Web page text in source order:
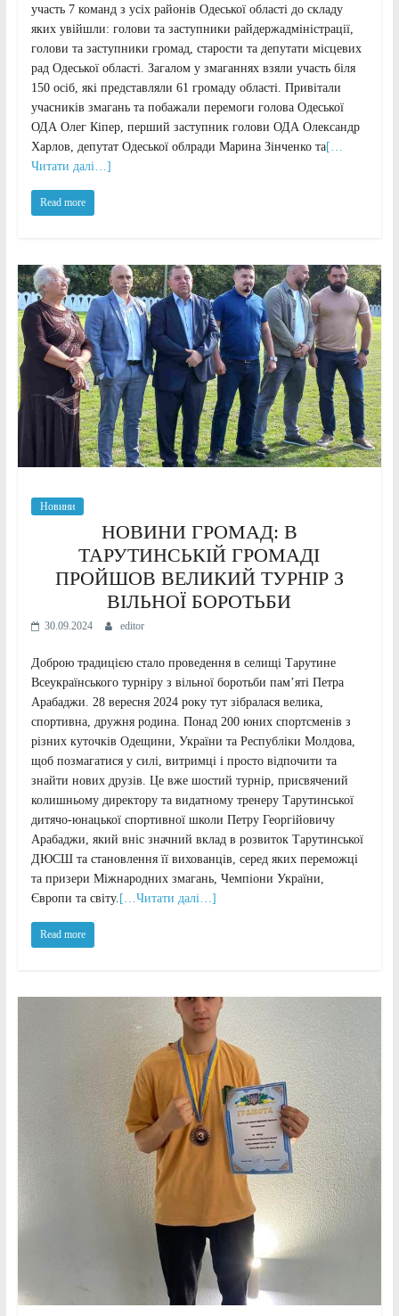
участь 7 команд з усіх районів Одеської області до складу
яких увійшли: голови та заступники райдержадміністрації,
голови та заступники громад, старости та депутати місцевих
рад Одеської області. Загалом у змаганнях взяли участь біля
150 осіб, які представляли 61 громаду області. Привітали
учасників змагань та побажали перемоги голова Одеської
ОДА Олег Кіпер, перший заступник голови ОДА Олександр
Харлов, депутат Одеської облради Марина Зінченко та[…
Читати далі…]
Read more
Новини
НОВИНИ ГРОМАД: В
ТАРУТИНСЬКІЙ ГРОМАДІ
ПРОЙШОВ ВЕЛИКИЙ ТУРНІР З
ВІЛЬНОЇ БОРОТЬБИ
30.09.2024 editor
Доброю традицією стало проведення в селищі Тарутине
Всеукраїнського турніру з вільної боротьби пам’яті Петра
Арабаджи. 28 вересня 2024 року тут зібралася велика,
спортивна, дружня родина. Понад 200 юних спортсменів з
різних куточків Одещини, України та Республіки Молдова,
щоб позмагатися у силі, витримці і просто відпочити та
знайти нових друзів. Це вже шостий турнір, присвячений
колишньому директору та видатному тренеру Тарутинської
дитячо-юнацької спортивної школи Петру Георгійовичу
Арабаджи, який вніс значний вклад в розвиток Тарутинської
ДЮСШ та становлення її вихованців, серед яких переможці
та призери Міжнародних змагань, Чемпіони України,
Європи та світу. […Читати далі…]
Read more